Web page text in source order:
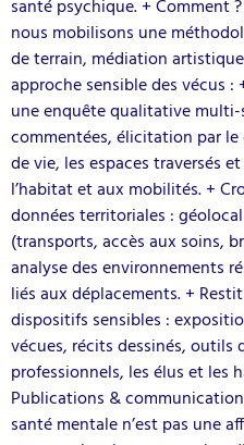
santé psychique. + Comment
nous mobilisons une
de terrain, médiation
approche sensible des vécus :
une enquête qualitative
commentées, élicitation par le
de vie, les espaces traversés
l’habitat et aux mobilités. +
données territoriales :
(transports, accès aux soins,
analyse des environnements
liés aux déplacements. +
dispositifs sensibles :
vécues, récits dessinés, outils
professionnels, les élus et les
Publications &
santé mentale n’est pas une